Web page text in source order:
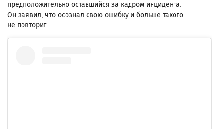
предположительно оставшийся за кадром инцидента.
Он заявил, что осознал свою ошибку и больше такого
не повторит.